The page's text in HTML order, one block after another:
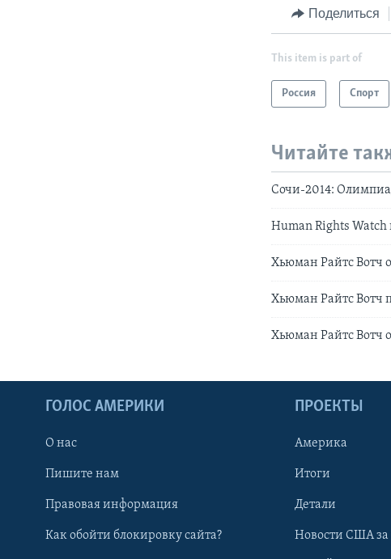
Поделиться
This item is part of
Россия Спорт
Читайте
Сочи-2014:
Human Rights
Хьюман Райтс Вотч
Хьюман Райтс Вотч
Хьюман Райтс Вотч
ГОЛОС АМЕРИКИ
О нас
Пишите нам
Правовая информация
Как обойти блокировку сайта?
ПРОЕКТЫ
Америка
Итоги
Детали
Новости США за